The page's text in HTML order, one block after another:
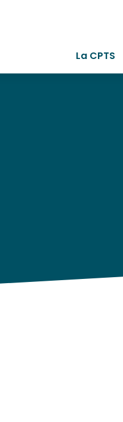
La CPTS